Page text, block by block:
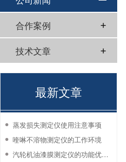
合作案例
技术文章
最新文章
蒸发损失测定仪使用注意事项
喹啉不溶物测定仪的工作环境
汽轮机油漆膜测定仪的功能优势有哪些？